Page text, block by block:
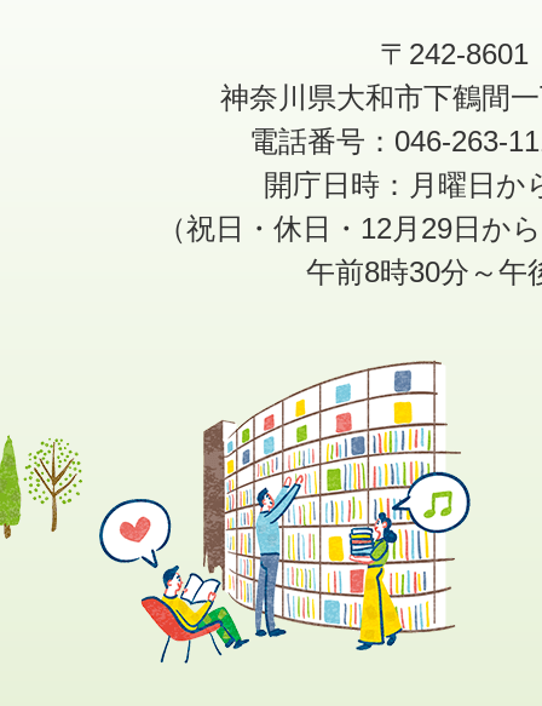
〒242-8601
神奈川県大和市下鶴間
電話番号：046-263-
開庁日時：月曜日か
（祝日・休日・12月29日か
午前8時30分～午